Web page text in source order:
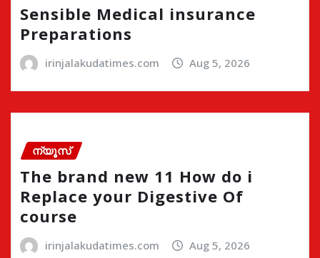
Sensible Medical insurance
Preparations
irinjalakudatimes.com Aug 5, 2026
ന്യൂസ്
The brand new 11 How do i
Replace your Digestive Of
course
irinjalakudatimes.com Aug 5, 2026